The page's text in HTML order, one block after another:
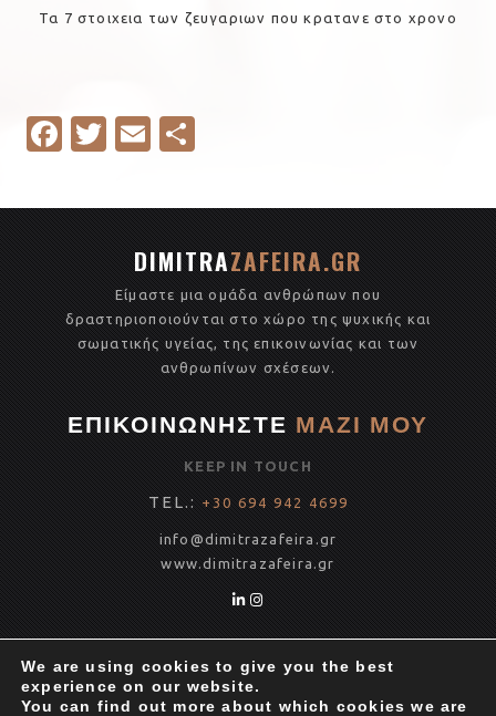
Τα 7 στοιχεια των ζευγαριων που κρατανε στο χρονο
Fa
e
b
o
o
k
T
it
te
r
E
ail ar
e
DIMITRAZAFEIRA.GR
Είμαστε μια ομάδα ανθρώπων που
δραστηριοποιούνται στο χώρο της ψυχικής και
σωματικής υγείας, της επικοινωνίας και των
ανθρωπίνων σχέσεων.
ΕΠΙΚΟΙΝΩΝΗΣΤΕΜΑΖΙ ΜΟΥ
KEEP IN TOUCH
TEL.:+30 694 942 4699
info@dimitrazafeira.gr
www.dimitrazafeira.gr
INSTAGRAM
We are using cookies to give you the best
experience on our website.
You can find out more about which cookies we are